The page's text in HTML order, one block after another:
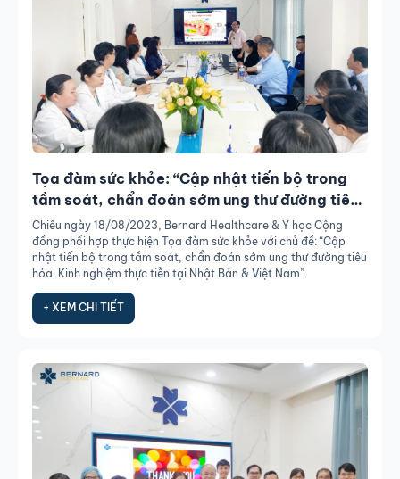
Tọa đàm sức khỏe: “Cập nhật tiến bộ trong
tầm soát, chẩn đoán sớm ung thư đường tiêu
hóa. Kinh nghiệm thực tiễn tại Nhật Bản &
Việt Nam”
Chiều ngày 18/08/2023, Bernard Healthcare & Y học Cộng
đồng phối hợp thực hiện Tọa đàm sức khỏe với chủ đề: “Cập
nhật tiến bộ trong tầm soát, chẩn đoán sớm ung thư đường tiêu
hóa. Kinh nghiệm thực tiễn tại Nhật Bản & Việt Nam”.
+ XEM CHI TIẾT